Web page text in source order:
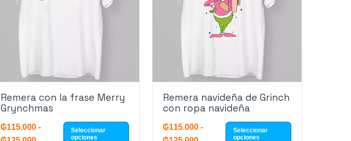
Remera con la frase Merry
Grynchmas
₲115.000 -
Seleccionar
opciones
Remera navideña de Grinch
con ropa navideña
₲115.000 -
Seleccionar
opciones